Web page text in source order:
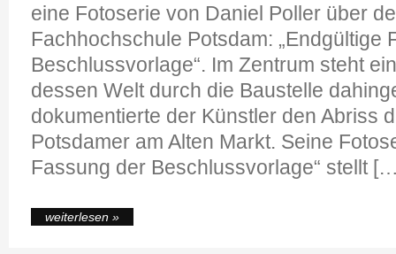
eine Fotoserie von Daniel Poller über
Fachhochschule Potsdam: „Endgültige
Beschlussvorlage“. Im Zentrum steht
dessen Welt durch die Baustelle
dokumentierte der Künstler den Abriss
Potsdamer am Alten Markt. Seine
Fassung der Beschlussvorlage“ stellt
weiterlesen »